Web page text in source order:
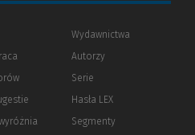
(Nowe
(Link
innej
Wydawnictwa
Autorzy
Serie
Hasła LEX
Segmenty